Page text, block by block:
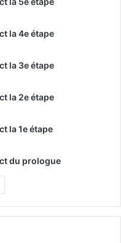
la 4e étape
la 3e étape
la 2e étape
la 1e étape
du prologue